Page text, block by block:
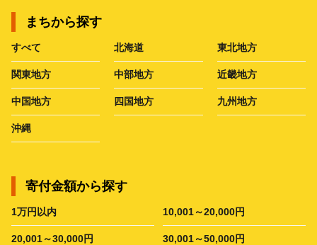
まちから探す
すべて 北海道 東北地方
関東地方 中部地方 近畿地方
中国地方 四国地方 九州地方
沖縄
寄付金額から探す
1万円以内 10,001～20,000円
20,001～30,000円 30,001～50,000円